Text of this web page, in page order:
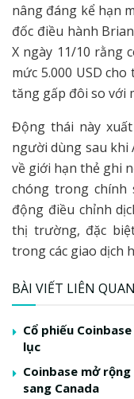
nâng đáng kể hạn
đốc điều hành
X ngày 11/10 rằng
mức 5.000 USD
tăng gấp đôi so với
Động thái này
người dùng sau khi
về giới hạn thẻ ghi
chóng trong chính
động điều chỉnh
thị trường, đặc
trong các giao dịch
BÀI VIẾT LIÊN QUAN
Cổ phiếu
lục
Coinbase mở
sang Canada